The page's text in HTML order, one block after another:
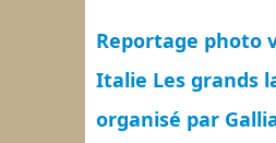
Reportage photo
Italie Les grands
organisé par